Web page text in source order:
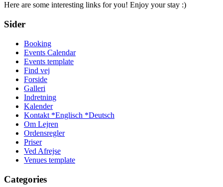
Here are some interesting links for you! Enjoy your stay :)
Sider
Booking
Events Calendar
Events template
Find vej
Forside
Galleri
Indretning
Kalender
Kontakt *Englisch *Deutsch
Om Lejren
Ordensregler
Priser
Ved Afrejse
Venues template
Categories